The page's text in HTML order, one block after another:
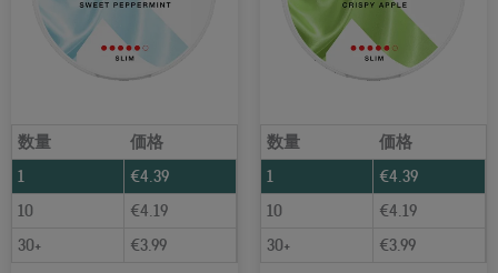
数量
価格
1
€4.39
10
€4.19
30+
€3.99
数量
価格
1
€4.39
10
€4.19
30+
€3.99